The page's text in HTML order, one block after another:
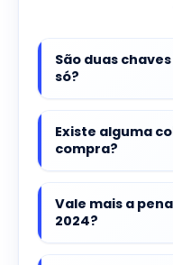
São duas
só?
Existe alguma
compra?
Vale mais a
2024?